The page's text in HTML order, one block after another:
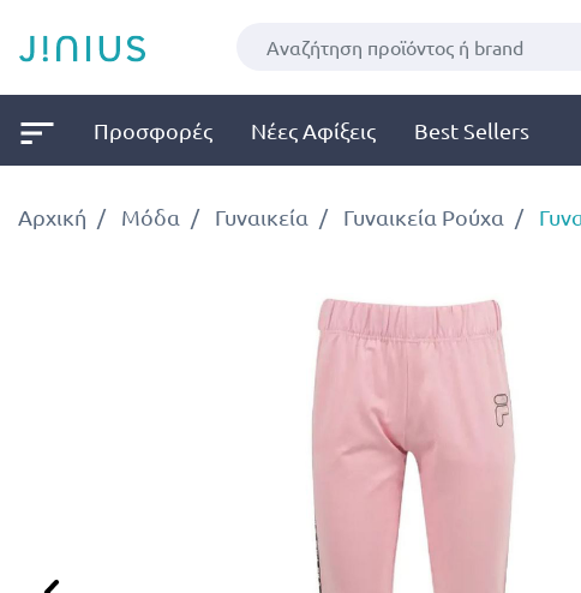
Προσφορές Νέες Αφίξεις Best Sellers
Αρχική Μόδα Γυναικεία Γυναικεία Ρούχα